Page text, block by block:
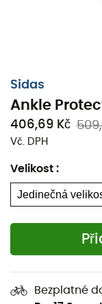
Sidas
Ankle
406,69 Kč
Vč. DPH
Velikost :
Bezplatné
Ankle Protectors
doprovod během
oblasti Aravis.